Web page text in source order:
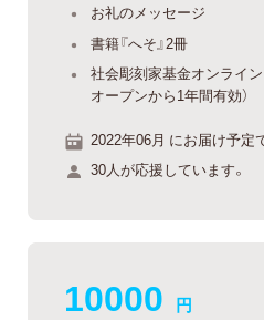
お礼のメッセージ
書籍『へそ』2冊
社会彫刻家基金オンライ
オープンから1年間有効）
2022年06月 にお届け予定
30人が応援しています。
10000 円